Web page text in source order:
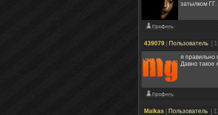
затылком ГГ.
439079 Пользователь
|
я правильно
Давно такое
Maikas Пользователь |